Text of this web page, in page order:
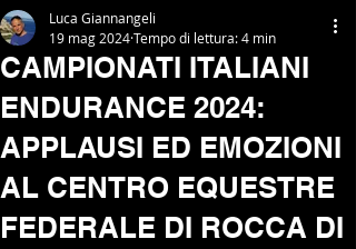
CAMPIONATI ITALIANI
ENDURANCE 2024:
APPLAUSI ED EMOZIONI
AL CENTRO EQUESTRE
FEDERALE DI ROCCA DI
Luca Giannangeli
19 mag 2024Tempo di lettura: 4 min